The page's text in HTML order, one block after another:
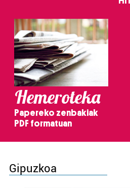
Hemeroteka
Papereko zenbakiak
PDF formatuan
Gipuzkoa